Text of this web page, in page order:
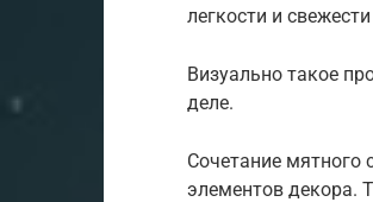
легкости и
Визуально такое
деле.
Сочетание
элементов декора.